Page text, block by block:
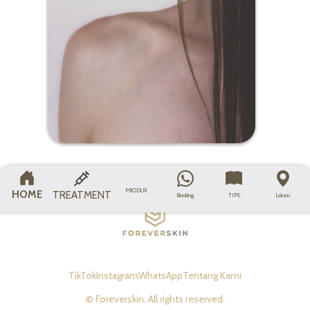
HOME TREATMENT PRODUK
Booking TIPS Lokasi
TikTokInstagramWhatsAppTentang Kami
© Foreverskin. All rights reserved.